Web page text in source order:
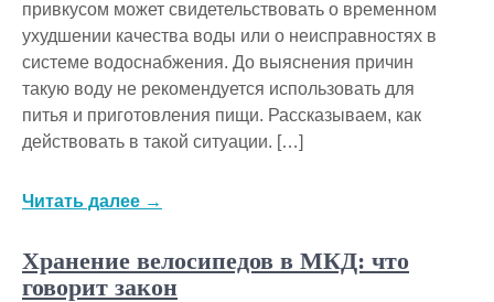
привкусом может свидетельствовать о временном
ухудшении качества воды или о неисправностях в
системе водоснабжения. До выяснения причин
такую воду не рекомендуется использовать для
питья и приготовления пищи. Рассказываем, как
действовать в такой ситуации. […]
Читать далее →
Хранение велосипедов в МКД: что
говорит закон